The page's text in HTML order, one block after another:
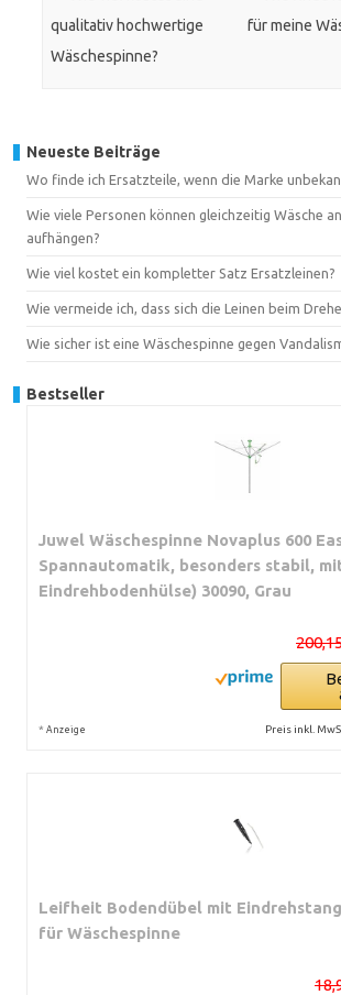
qualitativ hochwertige
Wäschespinne?
für meine
Neueste Beiträge
Wo finde ich Ersatzteile, wenn die Marke
Wie viele Personen können gleichzeitig Wäsche
aufhängen?
Wie viel kostet ein kompletter Satz Ersatzleinen?
Wie vermeide ich, dass sich die Leinen beim
Wie sicher ist eine Wäschespinne gegen
Bestseller
Juwel Wäschespinne Novaplus 600
Spannautomatik, besonders stabil,
Eindrehbodenhülse) 30090, Grau
* Anzeige Preis inkl.
Leifheit Bodendübel mit
für Wäschespinne